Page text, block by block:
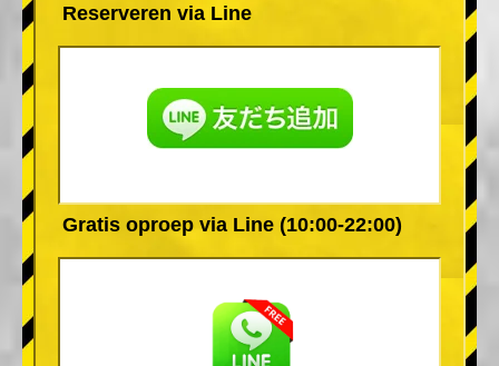
Reserveren via Line
Gratis oproep via Line (10:00-22:00)